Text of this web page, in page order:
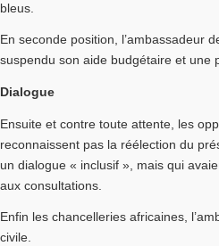
bleus.
En seconde position, l’ambassadeur
suspendu son aide budgétaire et une
Dialogue
Ensuite et contre toute attente, les
reconnaissent pas la réélection du
un dialogue « inclusif », mais qui
aux consultations.
Enfin les chancelleries africaines,
civile.